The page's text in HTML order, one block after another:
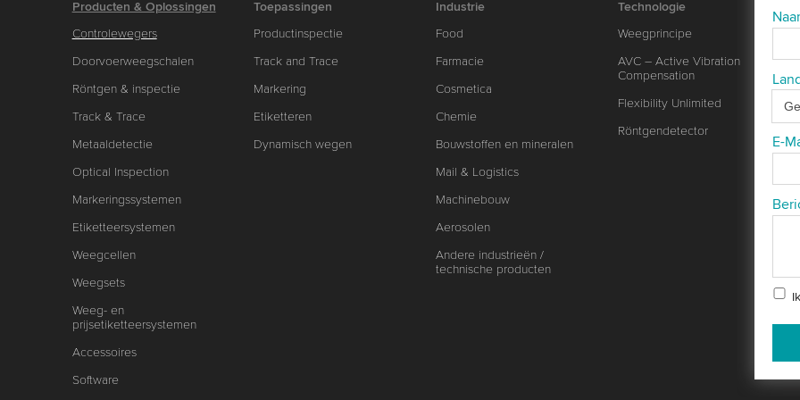
E-
Producten & Oplossingen
Controlewegers
Doorvoerweegschalen
Röntgen & inspectie
Track & Trace
Metaaldetectie
Optical Inspection
Markeringssystemen
Etiketteersystemen
Weegcellen
Weegsets
Weeg- en
prijsetiketteersystemen
Accessoires
Software
Toepassingen
Productinspectie
Track and Trace
Markering
Etiketteren
Dynamisch wegen
Industrie
Food
Farmacie
Cosmetica
Chemie
Bouwstoffen en mineralen
Mail & Logistics
Machinebouw
Aerosolen
Andere industrieën /
technische producten
Technologie
Weegprincipe
AVC – Active Vibration
Compensation
Flexibility Unlimited
Röntgendetector